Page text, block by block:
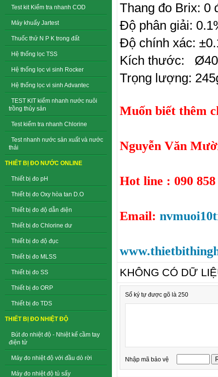
Test kit Kiểm tra nhanh COD
Máy khuấy Jartest
Thuốc thử N P K trong đất
Hệ thống lọc TSS
Hệ thống lọc vi sinh Rocker
Hệ thống lọc vi sinh Advantec
TEST KIT kiểm nhanh nước nuôi
trồng thủy sản
Test kiểm tra nhanh Chlorine
Test nhanh nước sản xuất và nước
thải
THIẾT BỊ ĐO NƯỚC ONLINE
Thiết bị đo pH
Thiết bị đo Oxy hòa tan D.O
Thiết bị đo độ dẫn điện
Thiết bị đo Chlorine dư
Thiết bị đo độ đục
Thiết bị đo MLSS
Thiết bị đo SS
Thiết bị đo ORP
Thiết bị đo TDS
THIẾT BỊ ĐO NHIỆT ĐỘ
Bút đo nhiệt độ - Nhiệt kế cầm tay
điện tử
Máy đo nhiệt độ với đầu dò rời
Máy đo nhiệt độ tủ sấy
Thang đo Brix: 0
Độ phân giải:
Độ chính xác:
Kích thước: Ø40
Trọng lượng:
Muốn biết thêm
Nguyễn Văn
Hot line : 090 858
Email:
KHÔNG CÓ DỮ
Số ký tự được gõ là 250
Nhập mã bảo vệ